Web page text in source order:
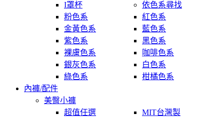
I罩杯
依色系尋找
粉色系
紅色系
金黃色系
藍色系
紫色系
黑色系
裸膚色系
咖啡色系
銀灰色系
白色系
綠色系
柑橘色系
內褲/配件
美臀小褲
超值任選
MIT台灣製